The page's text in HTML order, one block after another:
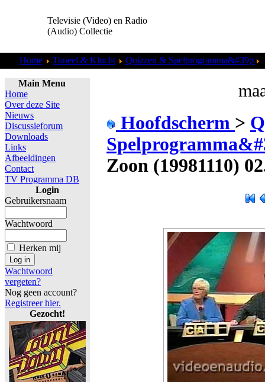
Televisie (Video) en Radio
(Audio) Collectie
Home Toneel & Klucht Quizzen & Spelprogramma&#39;s
Main Menu
Home
Over deze Site
Nieuws
Discussieforum
Downloads
Links
Afbeeldingen
Contact
TV Programma DB
Login
Gebruikersnaam
Wachtwoord
Herken mij
Wachtwoord
vergeten?
Nog geen account?
Registreer hier.
Gezocht!
Hoofdscherm >
Zoon (19981110)